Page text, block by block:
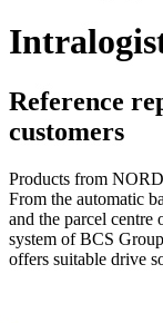
Reference
customers
Products from
From the automatic
and the parcel centre
system of BCS
offers suitable drive